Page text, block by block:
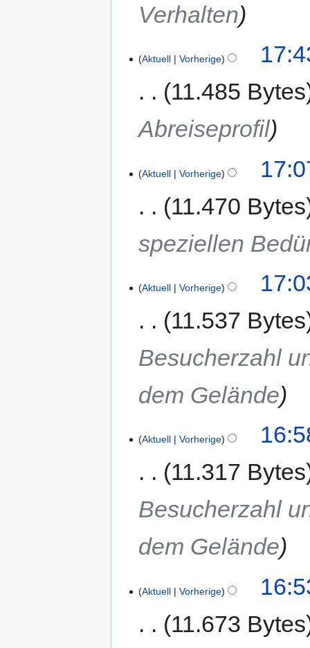
Verhalten
Aktuell Vorherige
11.485 Bytes
Abreiseprofil
Aktuell Vorherige
11.470 Bytes
speziellen
Aktuell Vorherige
11.537 Bytes
Besucherzahl
dem Gelände
Aktuell Vorherige
11.317 Bytes
Besucherzahl
dem Gelände
Aktuell Vorherige
11.673 Bytes